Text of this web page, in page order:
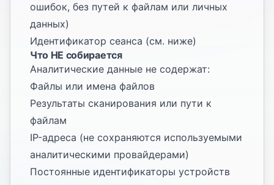
ошибок, без путей к файлам или личных
данных)
Идентификатор сеанса (см. ниже)
Что НЕ собирается
Аналитические данные не содержат:
Файлы или имена файлов
Результаты сканирования или пути к
файлам
IP-адреса (не сохраняются используемыми
аналитическими провайдерами)
Постоянные идентификаторы устройств